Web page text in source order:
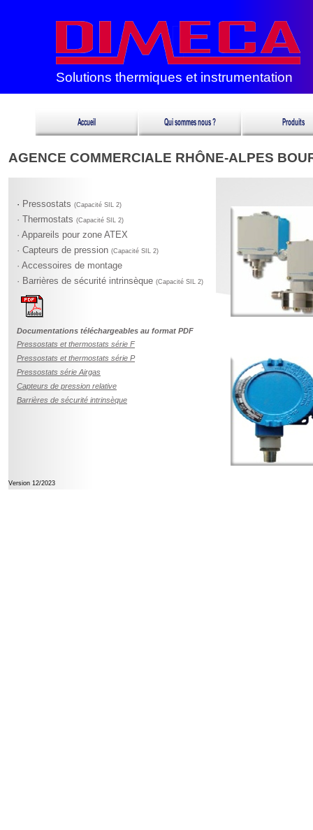
Version 12/2023
AGENCE COMMERCIALE RHÔNE-ALPES
Solutions thermiques et instrumentation
· Pressostats (Capacité SIL 2)
· Thermostats (Capacité SIL 2)
· Appareils pour zone ATEX
· Capteurs de pression (Capacité SIL 2)
· Accessoires de montage
· Barrières de sécurité intrinsèque (Capacité SIL 2)
Documentations téléchargeables au format PDF
Pressostats et thermostats série F
Pressostats et thermostats série P
Pressostats série Airgas
Capteurs de pression relative
Barrières de sécurité intrinsèque